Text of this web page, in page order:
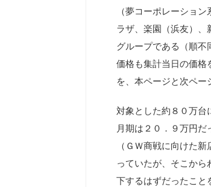
（夢コーポレーショ
ラザ、楽園（浜友）、
グループである（順
価格も集計当日の価格
を、本ページと次ペー
対象とした約８０万台
月期は２０．９万円
（ＧＷ商戦に向けた
っていたが、そこか
下するはずだったこと